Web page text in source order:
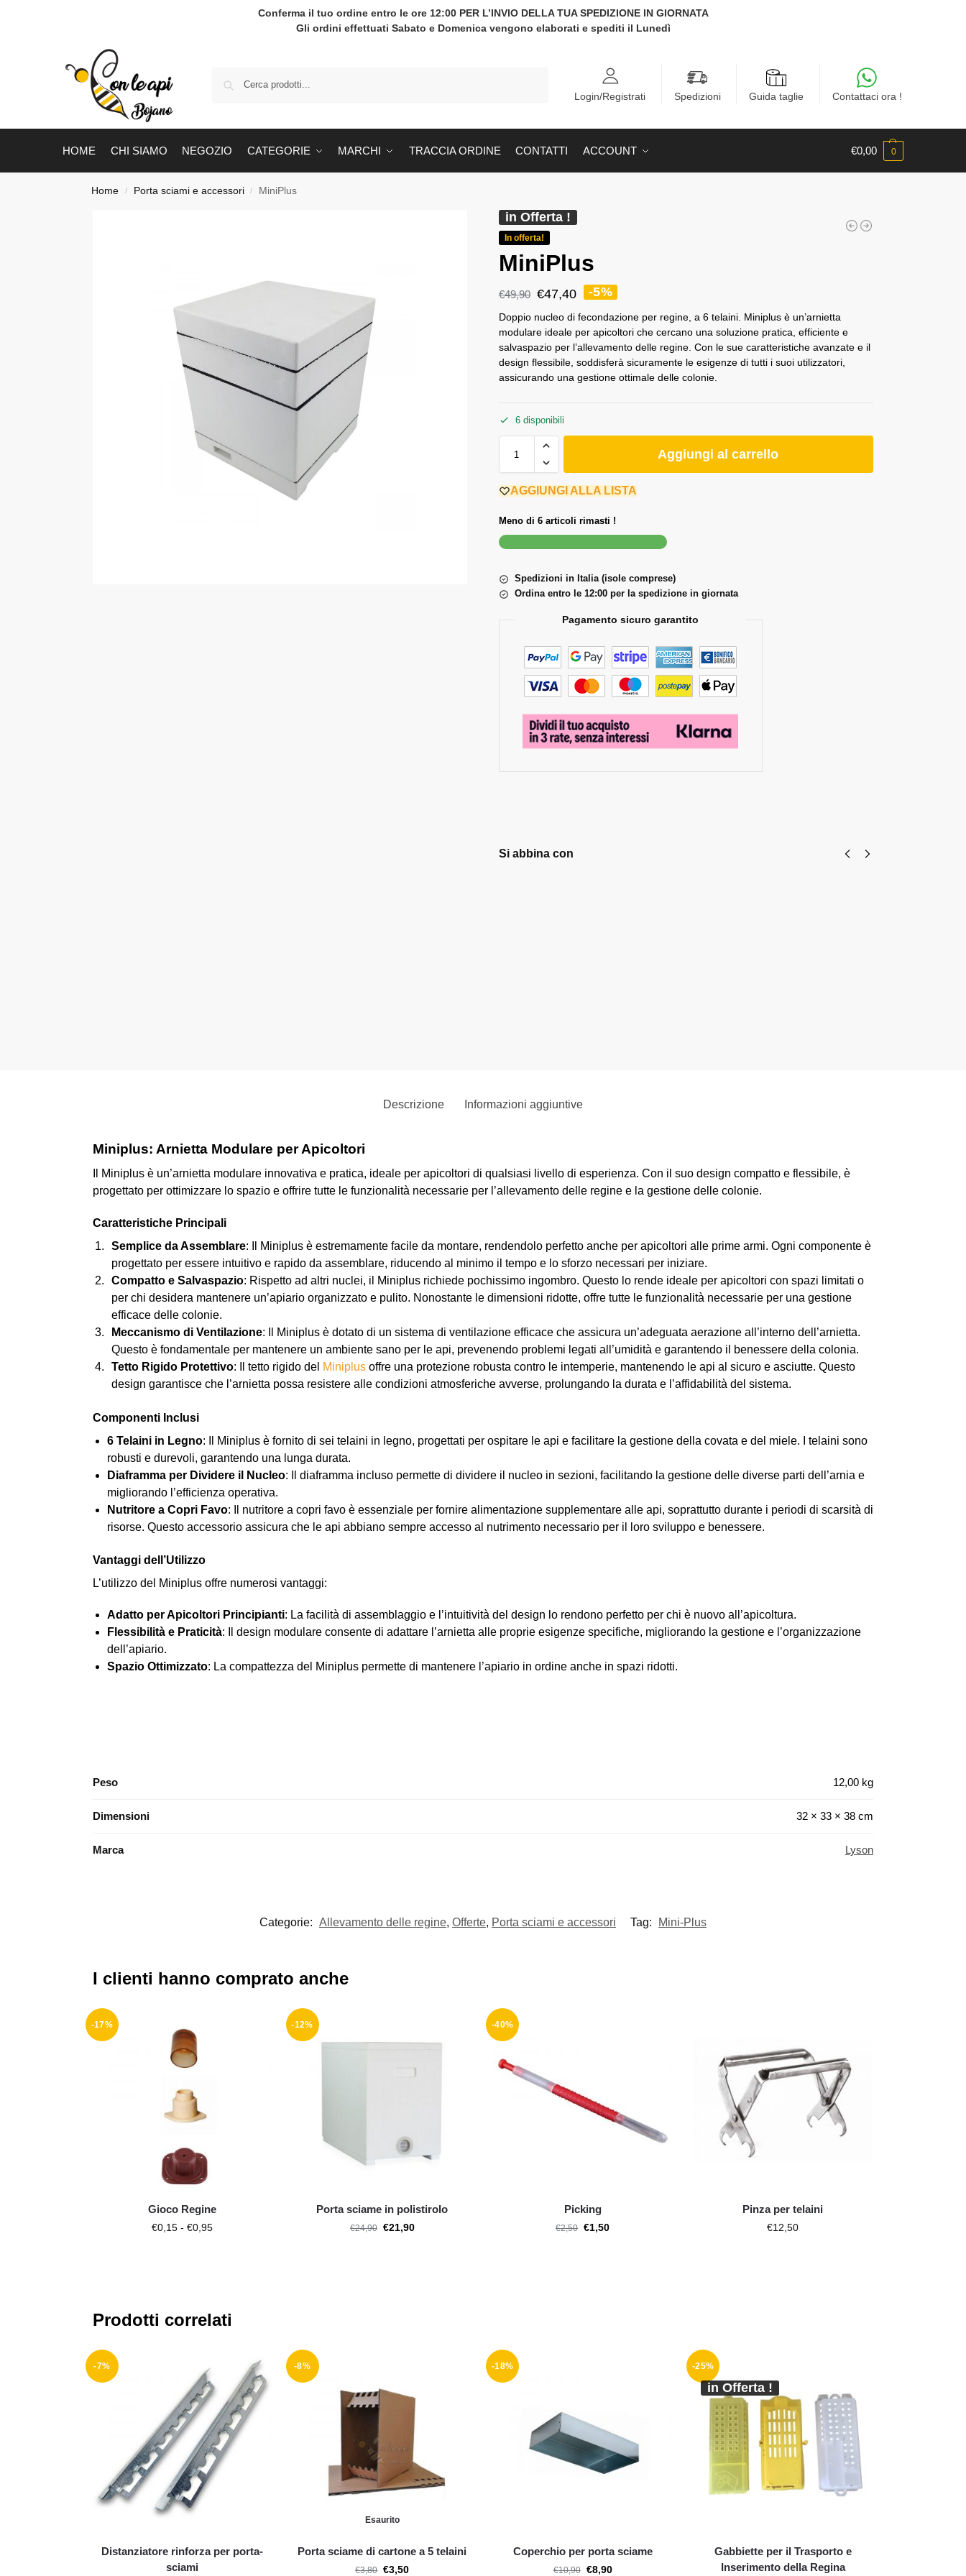
Conferma il tuo ordine entro le ore 12:00 PER L’INVIO DELLA TUA SPEDIZIONE IN GIORNATA
Gli ordini effettuati Sabato e Domenica vengono elaborati e spediti il Lunedì
Login/Registrati Spedizioni Guida taglie Contattaci ora !
HOME CHI SIAMO NEGOZIO CATEGORIE MARCHI TRACCIA ORDINE CONTATTI ACCOUNT €0,00 0
Home / Porta sciami e accessori / MiniPlus
in Offerta !
In offerta!
MiniPlus
€49,90 €47,40 -5%
Doppio nucleo di fecondazione per regine, a 6 telaini. Miniplus è un’arnietta
modulare ideale per apicoltori che cercano una soluzione pratica, efficiente e
salvaspazio per l’allevamento delle regine. Con le sue caratteristiche avanzate e il
design flessibile, soddisferà sicuramente le esigenze di tutti i suoi utilizzatori,
assicurando una gestione ottimale delle colonie.
6 disponibili
Aggiungi al carrello
AGGIUNGI ALLA LISTA
Meno di 6 articoli rimasti !
Spedizioni in Italia (isole comprese)
Ordina entro le 12:00 per la spedizione in giornata
Pagamento sicuro garantito
Si abbina con
Descrizione Informazioni aggiuntive
Miniplus: Arnietta Modulare per Apicoltori
Il Miniplus è un’arnietta modulare innovativa e pratica, ideale per apicoltori di qualsiasi livello di esperienza. Con il suo design compatto e flessibile, è
progettato per ottimizzare lo spazio e offrire tutte le funzionalità necessarie per l’allevamento delle regine e la gestione delle colonie.
Caratteristiche Principali
Semplice da Assemblare: Il Miniplus è estremamente facile da montare, rendendolo perfetto anche per apicoltori alle prime armi. Ogni componente è
progettato per essere intuitivo e rapido da assemblare, riducendo al minimo il tempo e lo sforzo necessari per iniziare.
Compatto e Salvaspazio: Rispetto ad altri nuclei, il Miniplus richiede pochissimo ingombro. Questo lo rende ideale per apicoltori con spazi limitati o
per chi desidera mantenere un’apiario organizzato e pulito. Nonostante le dimensioni ridotte, offre tutte le funzionalità necessarie per una gestione
efficace delle colonie.
Meccanismo di Ventilazione: Il Miniplus è dotato di un sistema di ventilazione efficace che assicura un’adeguata aerazione all’interno dell’arnietta.
Questo è fondamentale per mantenere un ambiente sano per le api, prevenendo problemi legati all’umidità e garantendo il benessere della colonia.
Tetto Rigido Protettivo: Il tetto rigido del Miniplusoffre una protezione robusta contro le intemperie, mantenendo le api al sicuro e asciutte. Questo
design garantisce che l’arnietta possa resistere alle condizioni atmosferiche avverse, prolungando la durata e l’affidabilità del sistema.
Componenti Inclusi
6 Telaini in Legno: Il Miniplus è fornito di sei telaini in legno, progettati per ospitare le api e facilitare la gestione della covata e del miele. I telaini sono
robusti e durevoli, garantendo una lunga durata.
Diaframma per Dividere il Nucleo: Il diaframma incluso permette di dividere il nucleo in sezioni, facilitando la gestione delle diverse parti dell’arnia e
migliorando l’efficienza operativa.
Nutritore a Copri Favo: Il nutritore a copri favo è essenziale per fornire alimentazione supplementare alle api, soprattutto durante i periodi di scarsità di
risorse. Questo accessorio assicura che le api abbiano sempre accesso al nutrimento necessario per il loro sviluppo e benessere.
Vantaggi dell’Utilizzo
L’utilizzo del Miniplus offre numerosi vantaggi:
Adatto per Apicoltori Principianti: La facilità di assemblaggio e l’intuitività del design lo rendono perfetto per chi è nuovo all’apicoltura.
Flessibilità e Praticità: Il design modulare consente di adattare l’arnietta alle proprie esigenze specifiche, migliorando la gestione e l’organizzazione
dell’apiario.
Spazio Ottimizzato: La compattezza del Miniplus permette di mantenere l’apiario in ordine anche in spazi ridotti.
Peso 12,00 kg
Dimensioni 32 × 33 × 38 cm
Marca Lyson
Categorie: Allevamento delle regine, Offerte, Porta sciami e accessori Tag: Mini-Plus
I clienti hanno comprato anche
-17%
Gioco Regine
€0,15 - €0,95
-12%
Porta sciame in polistirolo
€24,90 €21,90
-40%
Picking
€2,50 €1,50
Pinza per telaini
€12,50
Prodotti correlati
-7%
Distanziatore rinforza per porta-
sciami
-8%
Esaurito
Porta sciame di cartone a 5 telaini
€3,80 €3,50
-18%
Coperchio per porta sciame
€10,90 €8,90
-25%
in Offerta !
Gabbiette per il Trasporto e
Inserimento della Regina